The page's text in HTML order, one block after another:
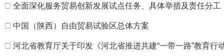
□ 全面深化服务贸易创新发展试点任务、具体举措及责任分工
□ 中国（陕西）自由贸易试验区总体方案
□ 河北省教育厅关于印发《河北省推进共建“一带一路”教育行